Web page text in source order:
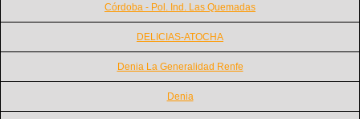
Córdoba - Pol. Ind. Las Quemadas
DELICIAS-ATOCHA
Denia La Generalidad Renfe
Denia